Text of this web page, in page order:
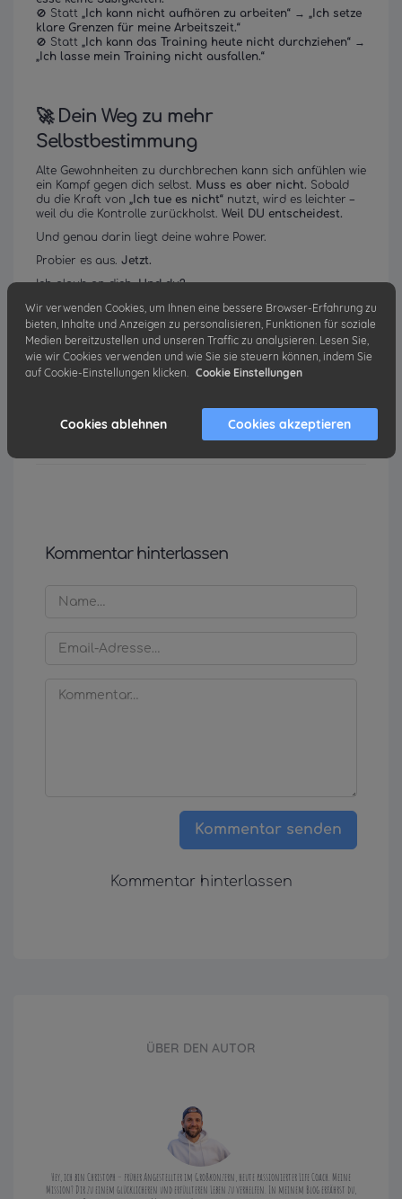
🚫 Statt „Ich kann nicht aufhören zu arbeiten“ → „Ich setze
klare Grenzen für meine Arbeitszeit.“
🚫 Statt „Ich kann das Training heute nicht durchziehen“ →
„Ich lasse mein Training nicht ausfallen.“
🚀 Dein Weg zu mehr
Selbstbestimmung
Alte Gewohnheiten zu durchbrechen kann sich anfühlen wie
ein Kampf gegen dich selbst. Muss es aber nicht. Sobald
du die Kraft von „Ich tue es nicht“ nutzt, wird es leichter –
weil du die Kontrolle zurückholst. Weil DU entscheidest.
Und genau darin liegt deine wahre Power.
Probier es aus. Jetzt.
Ich glaub an dich.Und du?
Bis bald!
Christoph🚀
📩 Verpasse keinen Impuls mehr!
Melde dich für meinen Impulsletter an und erhalte
Hier geht’s zur Anmeldung!
Kommentar hinterlassen
Kommentar senden
Kommentar hinterlassen
ÜBER DEN AUTOR
Hey, ich bin Christoph – früher Angestellter im Großkonzern, heute passionierter Life Coach. Meine
Mission? Dir zu einem glücklicheren und erfüllteren Leben zu verhelfen. In meinem Blog erfährst du,
Wir verwenden Cookies, um Ihnen eine bessere Browser-Erfahrung zu
bieten, Inhalte und Anzeigen zu personalisieren, Funktionen für soziale
Medien bereitzustellen und unseren Traffic zu analysieren. Lesen Sie,
wie wir Cookies verwenden und wie Sie sie steuern können, indem Sie
auf Cookie-Einstellungen klicken. Cookie Einstellungen
Cookies ablehnen Cookies akzeptieren